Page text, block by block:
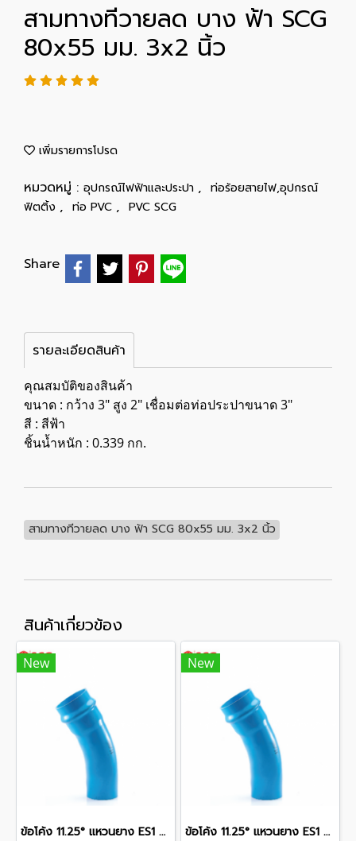
สามทางทีวายลด บาง ฟ้า SCG
80x55 มม. 3x2 นิ้ว
เพิ่มรายการโปรด
หมวดหมู่ : อุปกรณ์ไฟฟ้าและประปา , ท่อร้อยสายไฟ,อุปกรณ์
ฟิตติ้ง , ท่อ PVC , PVC SCG
Share
รายละเอียดสินค้า
คุณสมบัติของสินค้า
ขนาด : กว้าง 3" สูง 2" เชื่อมต่อท่อประปาขนาด 3"
สี : สีฟ้า
ชิ้นน้ำหนัก : 0.339 กก.
สามทางทีวายลด บาง ฟ้า SCG 80x55 มม. 3x2 นิ้ว
สินค้าเกี่ยวข้อง
New
ข้อโค้ง 11.25° แหวนยาง ES1 SCG ขนาด 250 มม. (10 นิ้ว ) ชั้น 13.5
New
ข้อโค้ง 11.25° แหวนยาง ES1 SCG ขนาด 400 มม. (16 นิ้ว ) ชั้น 13.5